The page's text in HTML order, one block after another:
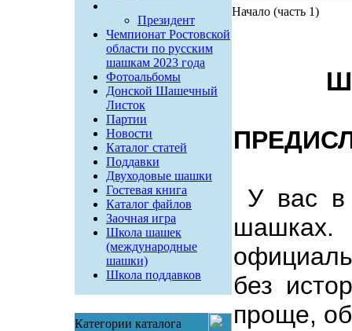
Президент
Чемпионат Ростовской
области по русским
шашкам 2023 года
Фотоальбомы
Донской Шашечный
Листок
Партии
Новости
Каталог статей
Поддавки
Двуходовые шашки
Гостевая книга
Каталог файлов
Заочная игра
Школа шашек
(международные
шашки)
Школа поддавков
Категории каталога
Начало (часть 1)
У вас в
шашках.
без
проще,